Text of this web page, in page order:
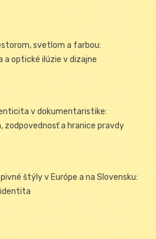
svetlom a farbou:
a optické ilúzie v dizajne
v dokumentaristike:
zodpovednosť a hranice pravdy
štýly v Európe a na Slovensku: